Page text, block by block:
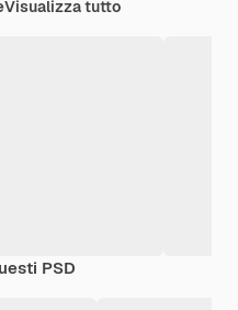
Visualizza tutto
PSD